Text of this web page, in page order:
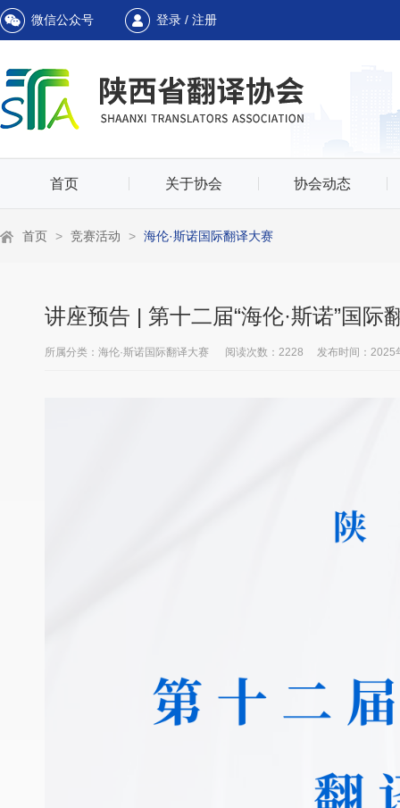
微信公众号 登录 / 注册
首页 关于协会 协会动态
首页 > 竞赛活动 > 海伦·斯诺国际翻译大赛
讲座预告 | 第十二届“海伦·斯诺”国际
所属分类：海伦·斯诺国际翻译大赛 阅读次数：2228 发布时间：2025